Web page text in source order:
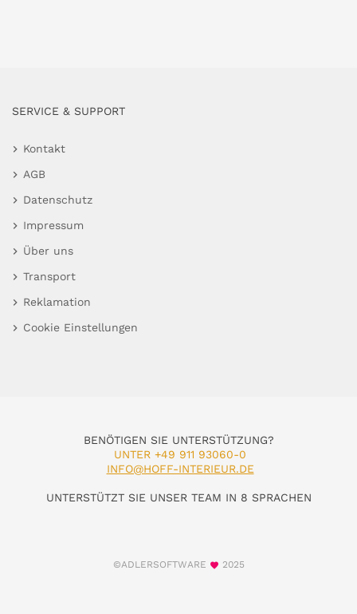
SERVICE & SUPPORT
Kontakt
AGB
Datenschutz
Impressum
Über uns
Transport
Reklamation
Cookie Einstellungen
BENÖTIGEN SIE UNTERSTÜTZUNG?
UNTER +49 911 93060-0
INFO@HOFF-INTERIEUR.DE
UNTERSTÜTZT SIE UNSER TEAM IN 8 SPRACHEN
©ADLERSOFTWARE 2025